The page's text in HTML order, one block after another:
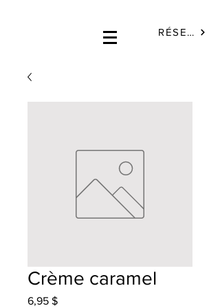
RÉSERVÉ
Crème caramel
6,95 $Prix